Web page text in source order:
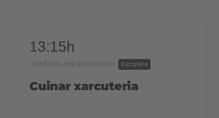
13:15h
PONÈNCIA AMB DEGUSTACIÓ | Xarcuteria
Cuinar xarcuteria